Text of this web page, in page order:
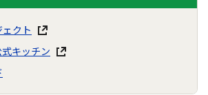
クト
キッチン